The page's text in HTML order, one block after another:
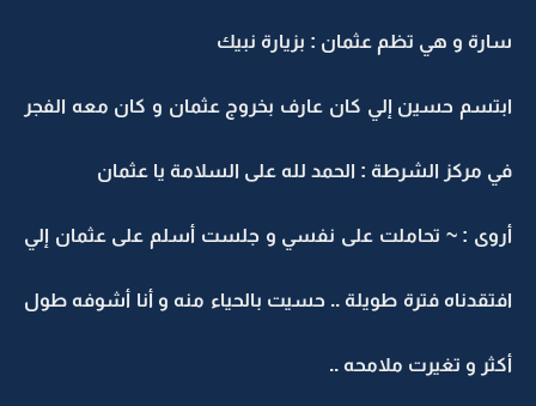
سارة و هي تظم عثمان : بزيارة نبيك
ابتسم حسين إلي كان عارف بخروج عثمان و كان معه الفجر
في مركز الشرطة : الحمد لله على السلامة يا عثمان
أروى : ~ تحاملت على نفسي و جلست أسلم على عثمان إلي
افتقدناه فترة طويلة .. حسيت بالحياء منه و أنا أشوفه طول
أكثر و تغيرت ملامحه ..